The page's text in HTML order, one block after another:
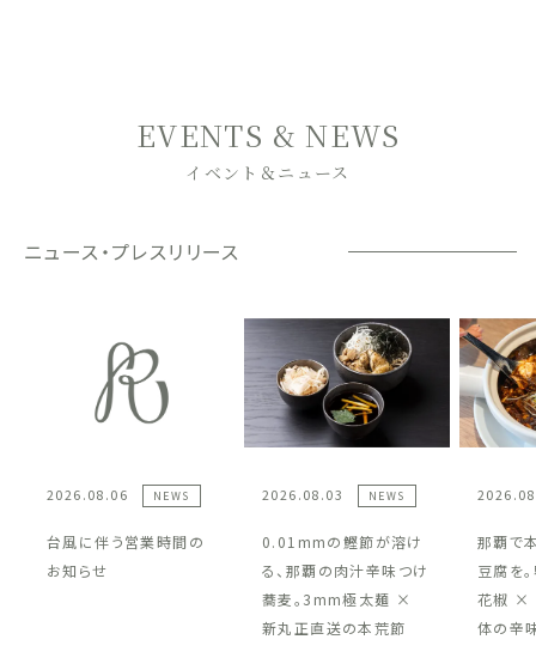
EVENTS & NEWS
イベント＆ニュース
ニュース・プレスリリース
2026.08.06 NEWS
台風に伴う営業時間の
お知らせ
2026.08.03 NEWS
0.01mmの鰹節が溶け
る、那覇の肉汁辛味つけ
蕎麦。3mm極太麺 ×
新丸正直送の本荒節
那覇で
豆腐を
花椒 ×
体の辛